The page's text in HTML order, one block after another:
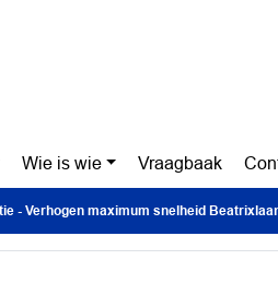
Wie is wie Vraagbaak
- Verhogen maximum snelheid